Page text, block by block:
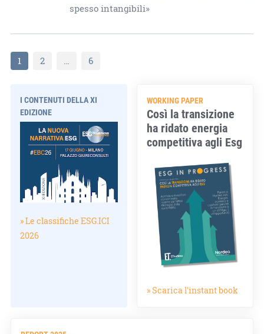
spesso intangibili»
1 2 … 6
I CONTENUTI DELLA XI
EDIZIONE
» Le classifiche ESG.ICI
2026
WORKING PAPER
Così la transizione
ha ridato energia
competitiva agli Esg
» Scarica l'instant book